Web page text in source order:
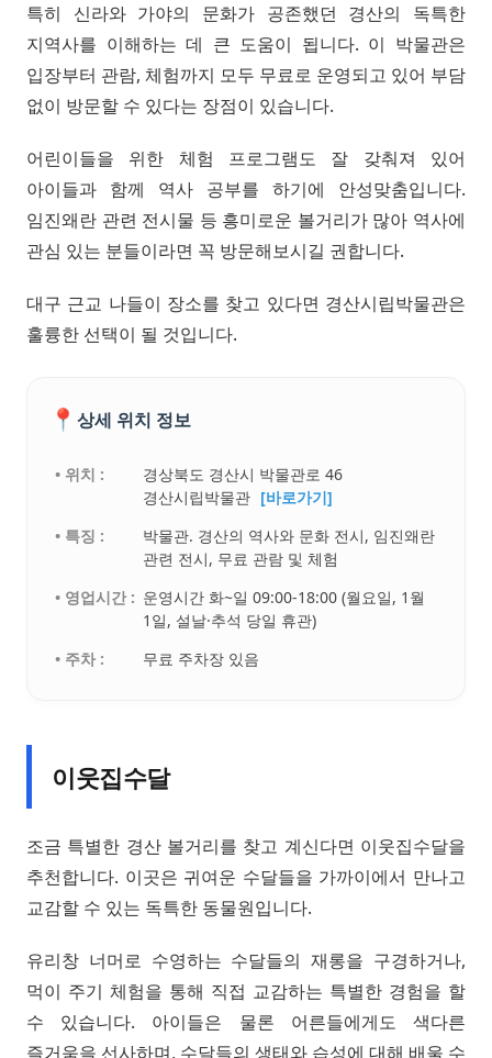
특히 신라와 가야의 문화가 공존했던 경산의 독특한
지역사를 이해하는 데 큰 도움이 됩니다. 이 박물관은
입장부터 관람, 체험까지 모두 무료로 운영되고 있어 부담
없이 방문할 수 있다는 장점이 있습니다.
어린이들을 위한 체험 프로그램도 잘 갖춰져 있어
아이들과 함께 역사 공부를 하기에 안성맞춤입니다.
임진왜란 관련 전시물 등 흥미로운 볼거리가 많아 역사에
관심 있는 분들이라면 꼭 방문해보시길 권합니다.
대구 근교 나들이 장소를 찾고 있다면 경산시립박물관은
훌륭한 선택이 될 것입니다.
📍 상세 위치 정보
• 위치 :
경상북도 경산시 박물관로 46
경산시립박물관 [바로가기]
• 특징 :
박물관. 경산의 역사와 문화 전시, 임진왜란
관련 전시, 무료 관람 및 체험
• 영업시간 : 운영시간 화~일 09:00-18:00 (월요일, 1월
1일, 설날·추석 당일 휴관)
• 주차 :
무료 주차장 있음
이웃집수달
조금 특별한 경산 볼거리를 찾고 계신다면 이웃집수달을
추천합니다. 이곳은 귀여운 수달들을 가까이에서 만나고
교감할 수 있는 독특한 동물원입니다.
유리창 너머로 수영하는 수달들의 재롱을 구경하거나,
먹이 주기 체험을 통해 직접 교감하는 특별한 경험을 할
수 있습니다. 아이들은 물론 어른들에게도 색다른
즐거움을 선사하며, 수달들의 생태와 습성에 대해 배울 수